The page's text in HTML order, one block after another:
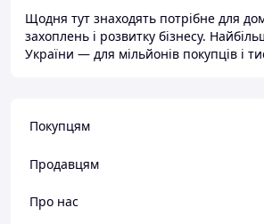
Щодня тут знаходять потрібне для
захоплень і розвитку бізнесу.
України — для мільйонів покупців і
Покупцям
Продавцям
Про нас